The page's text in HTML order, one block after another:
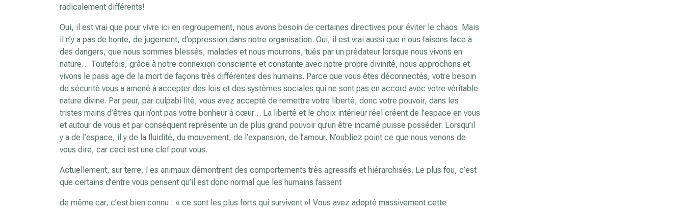
radicalement différents!
Oui, il est vrai que pour vivre ici en regroupement, nous avons besoin de certaines directives pour éviter le chaos. Mais
il n’y a pas de honte, de jugement, d’oppression dans notre organisation. Oui, il est vrai aussi que n ous faisons face à
des dangers, que nous sommes blessés, malades et nous mourrons, tués par un prédateur lorsque nous vivons en
nature… Toutefois, grâce à notre connexion consciente et constante avec notre propre divinité, nous approchons et
vivons le pass age de la mort de façons très différentes des humains. Parce que vous êtes déconnectés, votre besoin
de sécurité vous a amené à accepter des lois et des systèmes sociales qui ne sont pas en accord avec votre véritable
nature divine. Par peur, par culpabi lité, vous avez accepté de remettre votre liberté, donc votre pouvoir, dans les
tristes mains d’êtres qui n’ont pas votre bonheur à cœur… La liberté et le choix intérieur réel créent de l’espace en vous
et autour de vous et par conséquent représente un de plus grand pouvoir qu’un être incarné puisse posséder. Lorsqu’il
y a de l’espace, il y de la fluidité, du mouvement, de l’expansion, de l’amour. N’oubliez point ce que nous venons de
vous dire, car ceci est une clef pour vous.
Actuellement, sur terre, l es animaux démontrent des comportements très agressifs et hiérarchisés. Le plus fou, c’est
que certains d’entre vous pensent qu’il est donc normal que les humains fassent
de même car, c’est bien connu : « ce sont les plus forts qui survivent »! Vous avez adopté massivement cette